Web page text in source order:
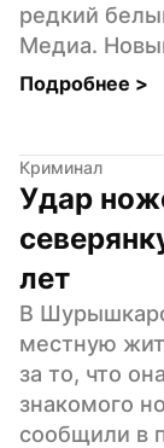
редкий
Медиа.
Подробнее >
Криминал
Удар
лет
В
местную
за то, что
знакомого
сообщили в